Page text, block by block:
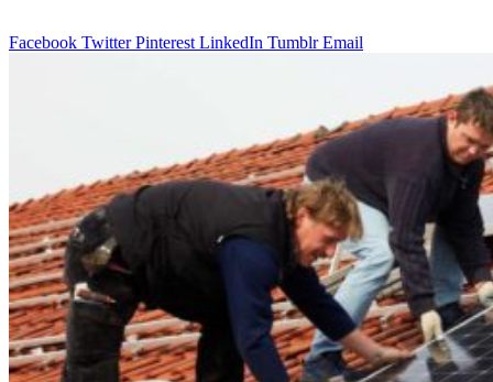
Facebook Twitter Pinterest LinkedIn Tumblr Email